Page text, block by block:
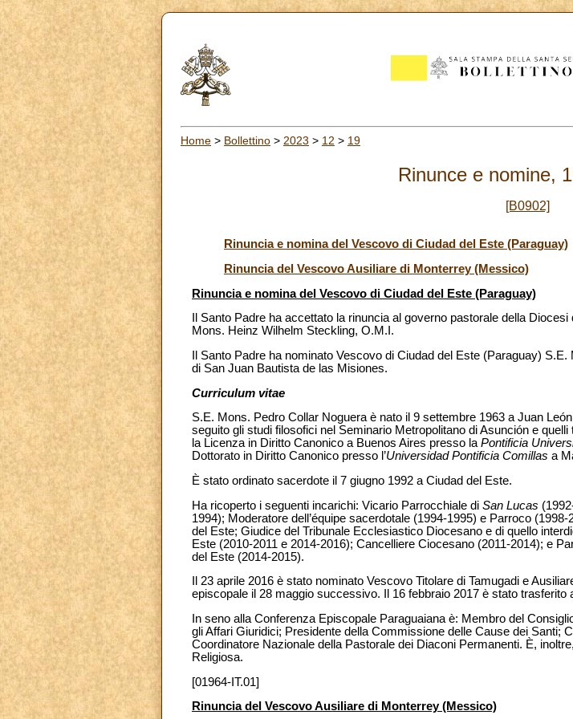
Home > Bollettino > 2023 > 12 > 19
Rinunce e nomine,
[B0902]
Rinuncia e nomina del Vescovo di Ciudad del Este (Paraguay)
Rinuncia del Vescovo Ausiliare di Monterrey (Messico)
Rinuncia e nomina del Vescovo di Ciudad del Este (Paraguay)
Il Santo Padre ha accettato la rinuncia al governo pastorale della
Mons. Heinz Wilhelm Steckling, O.M.I.
Il Santo Padre ha nominato Vescovo di Ciudad del Este (Paraguay)
di San Juan Bautista de las Misiones.
Curriculum vitae
S.E. Mons. Pedro Collar Noguera è nato il 9 settembre 1963 a Juan
seguito gli studi filosofici nel Seminario Metropolitano di Asunción e
la Licenza in Diritto Canonico a Buenos Aires presso laPontificia
Dottorato in Diritto Canonico presso l’Universidad Pontificia Comillas a
È stato ordinato sacerdote il 7 giugno 1992 a Ciudad del Este.
Ha ricoperto i seguenti incarichi: Vicario Parrocchiale di San Lucas
1994); Moderatore dell’équipe sacerdotale (1994-1995) e Parroco
del Este; Giudice del Tribunale Ecclesiastico Diocesano e di quello
Este (2010-2011 e 2014-2016); Cancelliere Ciocesano (2011-2014); e
del Este (2014-2015).
Il 23 aprile 2016 è stato nominato Vescovo Titolare di Tamugadi e
episcopale il 28 maggio successivo. Il 16 febbraio 2017 è stato
In seno alla Conferenza Episcopale Paraguaiana è: Membro del
gli Affari Giuridici; Presidente della Commissione delle Cause dei Santi;
Coordinatore Nazionale della Pastorale dei Diaconi Permanenti. È,
Religiosa.
[01964-IT.01]
Rinuncia del Vescovo Ausiliare di Monterrey (Messico)